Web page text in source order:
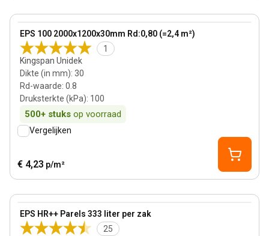
EPS 100 2000x1200x30mm Rd:0,80 (=2,4 m²)
1
Kingspan Unidek
Dikte (in mm): 30
Rd-waarde: 0.8
Druksterkte (kPa): 100
500+ stuks op voorraad
View product
Vergelijken
€ 4,23 p/m²
EPS HR++ Parels 333 liter per zak
25
View product